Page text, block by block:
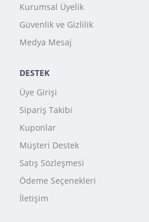
Kurumsal Üyelik
Güvenlik ve Gizlilik
Medya Mesaj
DESTEK
Üye Girişi
Sipariş Takibi
Kuponlar
Müşteri Destek
Satış Sözleşmesi
Ödeme Seçenekleri
İletişim